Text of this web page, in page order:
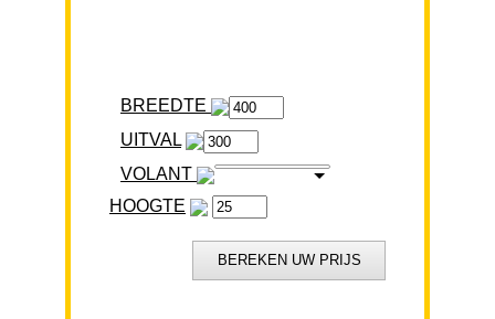
BREEDTE
VOLANT
HOOGTE